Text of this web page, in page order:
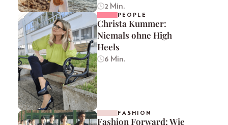
2 Min.
PEOPLE
Christa Kummer:
Niemals ohne High
Heels
6 Min.
FASHION
Fashion Forward: Wie